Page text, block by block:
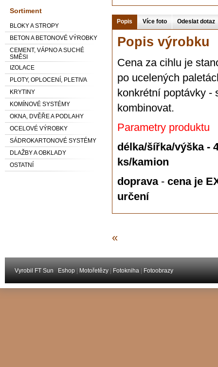
Sortiment
BLOKY A STROPY
BETON A BETONOVÉ VÝROBKY
CEMENT, VÁPNO A SUCHÉ
SMĚSI
IZOLACE
PLOTY, OPLOCENÍ, PLETIVA
KRYTINY
KOMÍNOVÉ SYSTÉMY
OKNA, DVĚŘE A PODLAHY
OCELOVÉ VÝROBKY
SÁDROKARTONOVÉ SYSTÉMY
DLAŽBY A OBKLADY
OSTATNÍ
Popis Více foto Odeslat dotaz
Popis výrobku
Cena za cihlu je
po ucelených
konkrétní poptávky -
kombinovat.
Parametry produktu
délka/šířka/výška -
ks/kamion
doprava- cena je
určení
«
Vyrobil FT Sun Eshop Motořetězy Fotokniha Fotoobrazy